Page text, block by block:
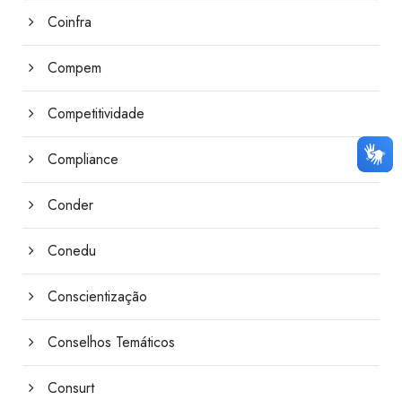
Coinfra
Compem
Competitividade
Compliance
Conder
Conedu
Conscientização
Conselhos Temáticos
Consurt